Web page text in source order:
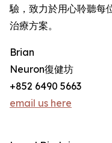
驗，致力於用心聆聽每
治療方案。
Brian
Neuron復健坊
+852 6490 5663
email us here